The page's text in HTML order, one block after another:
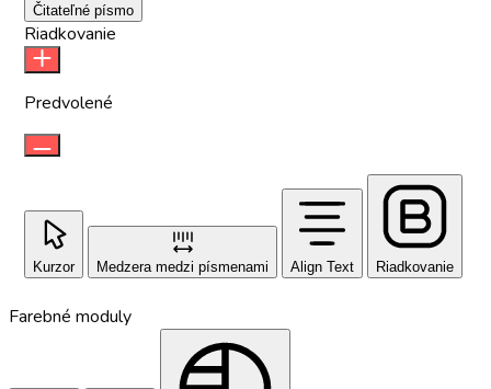
Čitateľné písmo
Riadkovanie
Predvolené
Kurzor Medzera medzi písmenami Align Text Riadkovanie
Farebné moduly